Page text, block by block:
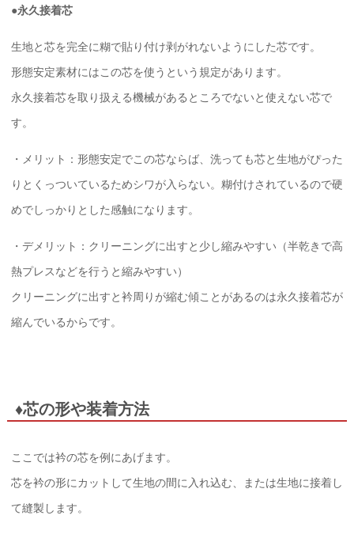
●永久接着芯
生地と芯を完全に糊で貼り付け剥がれないようにした芯です。
形態安定素材にはこの芯を使うという規定があります。
永久接着芯を取り扱える機械があるところでないと使えない芯で
す。
・メリット：形態安定でこの芯ならば、洗っても芯と生地がぴった
りとくっついているためシワが入らない。糊付けされているので硬
めでしっかりとした感触になります。
・デメリット：クリーニングに出すと少し縮みやすい（半乾きで高
熱プレスなどを行うと縮みやすい）
クリーニングに出すと衿周りが縮む傾ことがあるのは永久接着芯が
縮んでいるからです。
♦芯の形や装着方法
ここでは衿の芯を例にあげます。
芯を衿の形にカットして生地の間に入れ込む、または生地に接着し
て縫製します。